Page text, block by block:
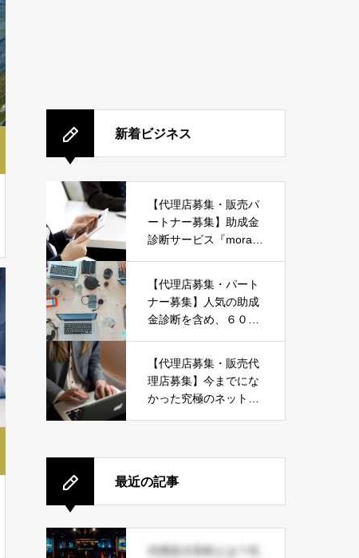
新着ビジネス
【代理店募集・販売パ
ートナー募集】助成金
診断サービス『moraer
【代理店募集・パート
ナー募集】人気の助成
金診断を含め、６０種
能な ＪＤネットパート
ナー募集
【代理店募集・販売代
理店募集】今までにな
かった究極のネットシ
最近の記事
代理店大百科とは？代